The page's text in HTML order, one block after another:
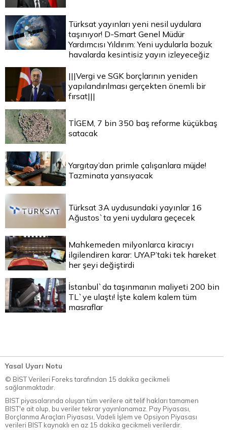
Türksat yayınları yeni nesil uydulara
taşınıyor! D-Smart Genel Müdür
Yardımcısı Yıldırım: Yeni uydularla bozuk
havalarda kesintisiz yayın izleyeceğiz
|||Vergi ve SGK borçlarının yeniden
yapılandırılması gerçekten önemli bir
fırsat|||
TİGEM, 7 bin 350 baş reforme küçükbaş
satacak
Yargıtay’dan primle çalışanlara müjde!
Tazminata yansıyacak
Türksat 3A uydusundaki yayınlar 16
Ağustos`ta yeni uydulara geçecek
Mahkemeden milyonlarca kiracıyı
ilgilendiren karar: UYAP’taki tek hareket
her şeyi değiştirdi
İstanbul`da taşınmanın maliyeti 200 bin
TL`ye ulaştı! İşte kalem kalem tüm
masraflar
Yasal Uyarı Notu
© BİST Verileri Foreks tarafından 15 dakika gecikmeli
sağlanmaktadır.
BIST piyasalarında oluşan tüm verilere ait telif hakları tamamen
BIST'e ait olup, bu veriler tekrar yayınlanamaz. Pay Piyasası,
Borçlanma Araçları Piyasası, Vadeli İşlem ve Opsiyon Piyasası
verileri BIST kaynaklı en az 15 dakika gecikmeli verilerdir.